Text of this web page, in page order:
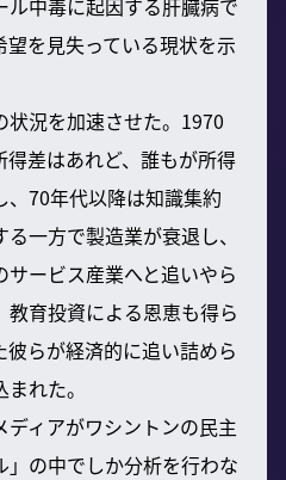
を見失っている現状を示
状況を加速させた。1970
差はあれど、誰もが所得
70年代以降は知識集約
一方で製造業が衰退し、
ービス産業へと追いやら
育投資による恩恵も得ら
らが経済的に追い詰めら
れた。
ィアがワシントンの民主
の中でしか分析を行わな